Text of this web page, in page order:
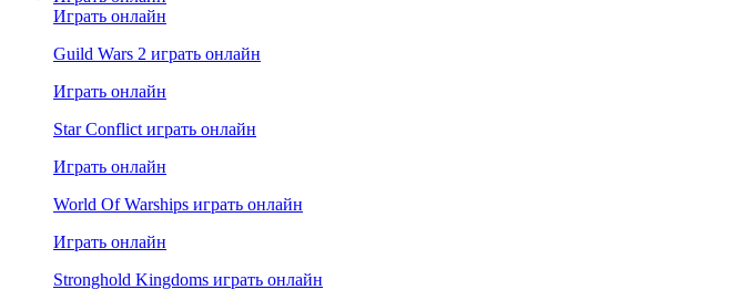
Играть онлайн
Guild Wars 2 играть онлайн
Играть онлайн
Star Conflict играть онлайн
Играть онлайн
World Of Warships играть онлайн
Играть онлайн
Stronghold Kingdoms играть онлайн